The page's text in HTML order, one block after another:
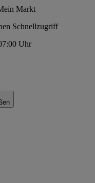
Markt
Schnellzugriff
Uhr